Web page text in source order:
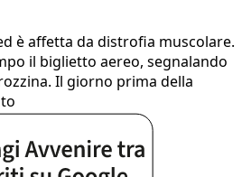
è affetta da distrofia muscolare.
il biglietto aereo, segnalando
Il giorno prima della